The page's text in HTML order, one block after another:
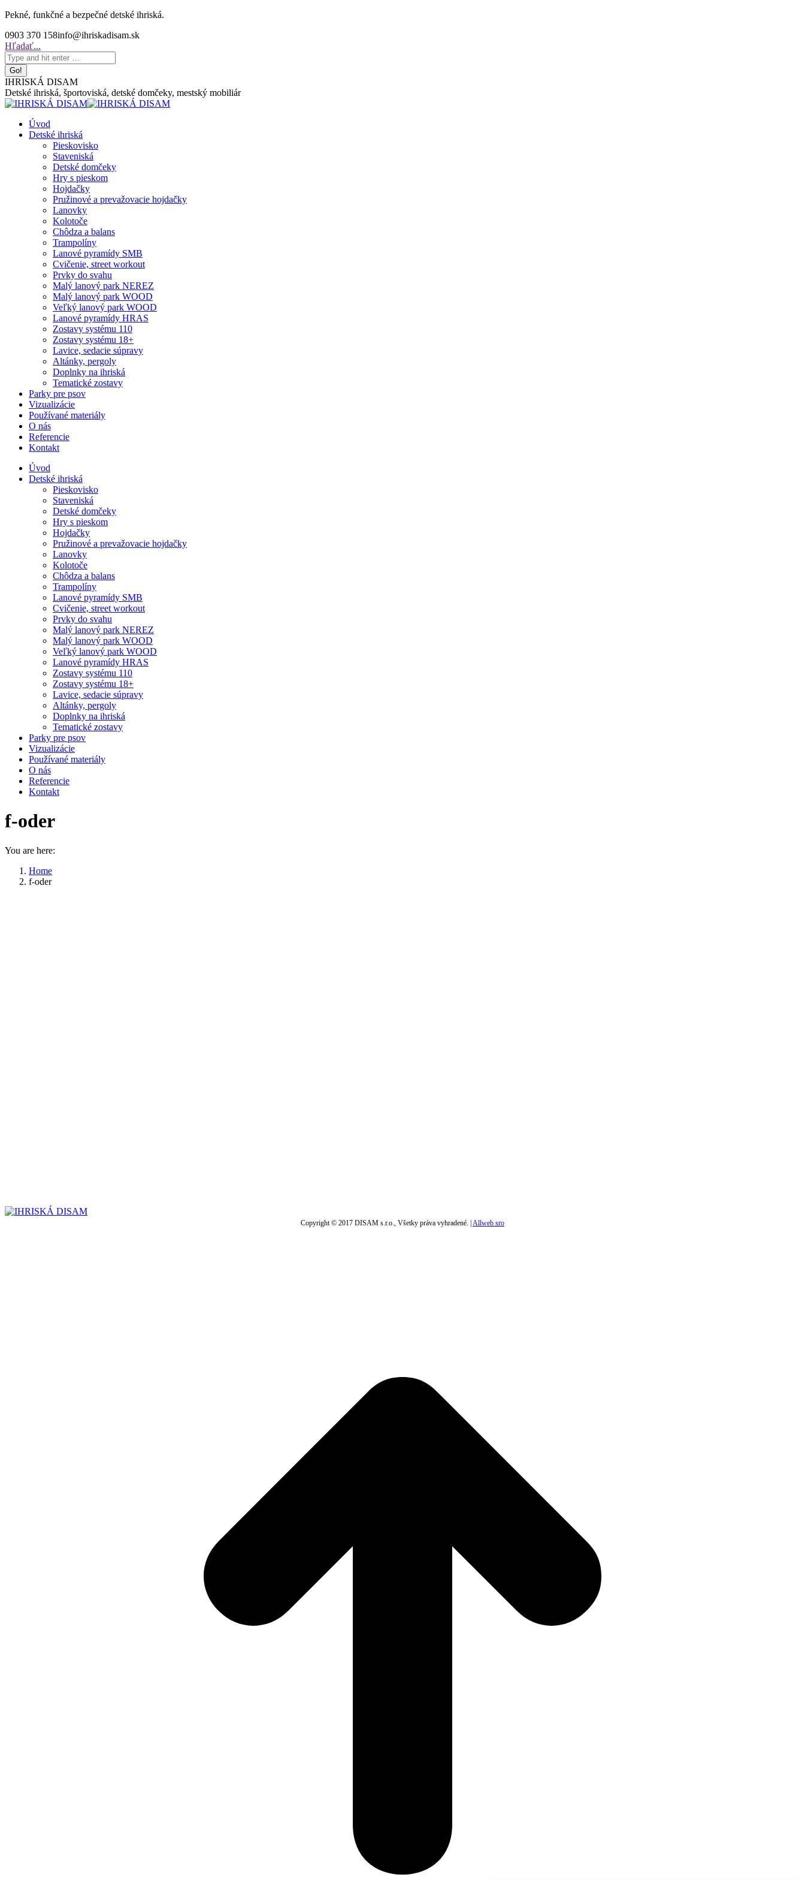
Skip
content
Pekné, funkčné a bezpečné detské ihriská.
0903 370 158info@ihriskadisam.sk
Search:
Hľadať...
IHRISKÁ DISAM
Detské ihriská, športoviská, detské domčeky, mestský mobiliár
Úvod
Detské ihriská
Pieskovisko
Staveniská
Detské domčeky
Hry s pieskom
Hojdačky
Pružinové a prevažovacie hojdačky
Lanovky
Kolotoče
Chôdza a balans
Trampolíny
Lanové pyramídy SMB
Cvičenie, street workout
Prvky do svahu
Malý lanový park NEREZ
Malý lanový park WOOD
Veľký lanový park WOOD
Lanové pyramídy HRAS
Zostavy systému 110
Zostavy systému 18+
Lavice, sedacie súpravy
Altánky, pergoly
Doplnky na ihriská
Tematické zostavy
Parky pre psov
Vizualizácie
Používané materiály
O nás
Referencie
Kontakt
Úvod
Detské ihriská
Pieskovisko
Staveniská
Detské domčeky
Hry s pieskom
Hojdačky
Pružinové a prevažovacie hojdačky
Lanovky
Kolotoče
Chôdza a balans
Trampolíny
Lanové pyramídy SMB
Cvičenie, street workout
Prvky do svahu
Malý lanový park NEREZ
Malý lanový park WOOD
Veľký lanový park WOOD
Lanové pyramídy HRAS
Zostavy systému 110
Zostavy systému 18+
Lavice, sedacie súpravy
Altánky, pergoly
Doplnky na ihriská
Tematické zostavy
Parky pre psov
Vizualizácie
Používané materiály
O nás
Referencie
Kontakt
f-oder
You are here:
Home
f-oder
Copyright © 2017 DISAM s.r.o., Všetky práva vyhradené. |Allweb sro